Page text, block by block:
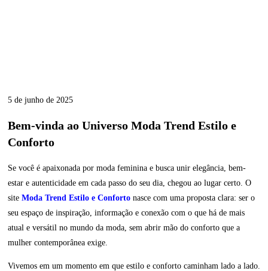
5 de junho de 2025
Bem-vinda ao Universo Moda Trend Estilo e
Conforto
Se você é apaixonada por moda feminina e busca unir elegância, bem-
estar e autenticidade em cada passo do seu dia, chegou ao lugar certo. O
site Moda Trend Estilo e Conforto nasce com uma proposta clara: ser o
seu espaço de inspiração, informação e conexão com o que há de mais
atual e versátil no mundo da moda, sem abrir mão do conforto que a
mulher contemporânea exige.
Vivemos em um momento em que estilo e conforto caminham lado a lado.